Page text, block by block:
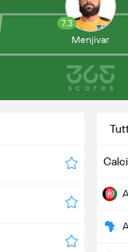
7.3
Menjivar